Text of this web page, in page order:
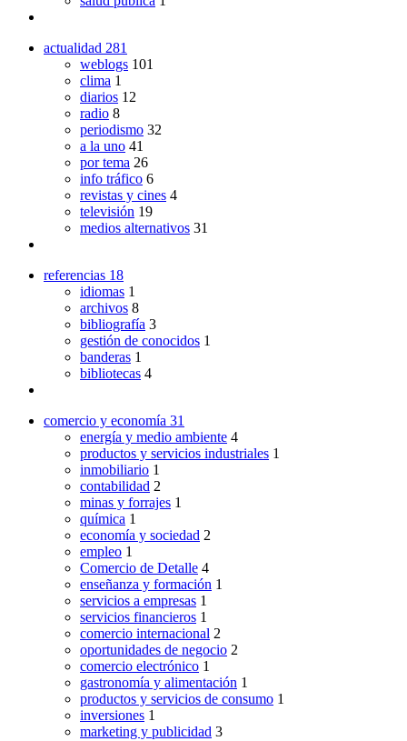
actualidad 281
weblogs 101
clima 1
diarios 12
radio 8
periodismo 32
a la uno 41
por tema 26
info tráfico 6
revistas y cines 4
televisión 19
medios alternativos 31
referencias 18
idiomas 1
archivos 8
bibliografía 3
gestión de conocidos 1
banderas 1
bibliotecas 4
comercio y economía 31
energía y medio ambiente 4
productos y servicios industriales 1
inmobiliario 1
contabilidad 2
minas y forrajes 1
química 1
economía y sociedad 2
empleo 1
Comercio de Detalle 4
enseñanza y formación 1
servicios a empresas 1
servicios financieros 1
comercio internacional 2
oportunidades de negocio 2
comercio electrónico 1
gastronomía y alimentación 1
productos y servicios de consumo 1
inversiones 1
marketing y publicidad 3